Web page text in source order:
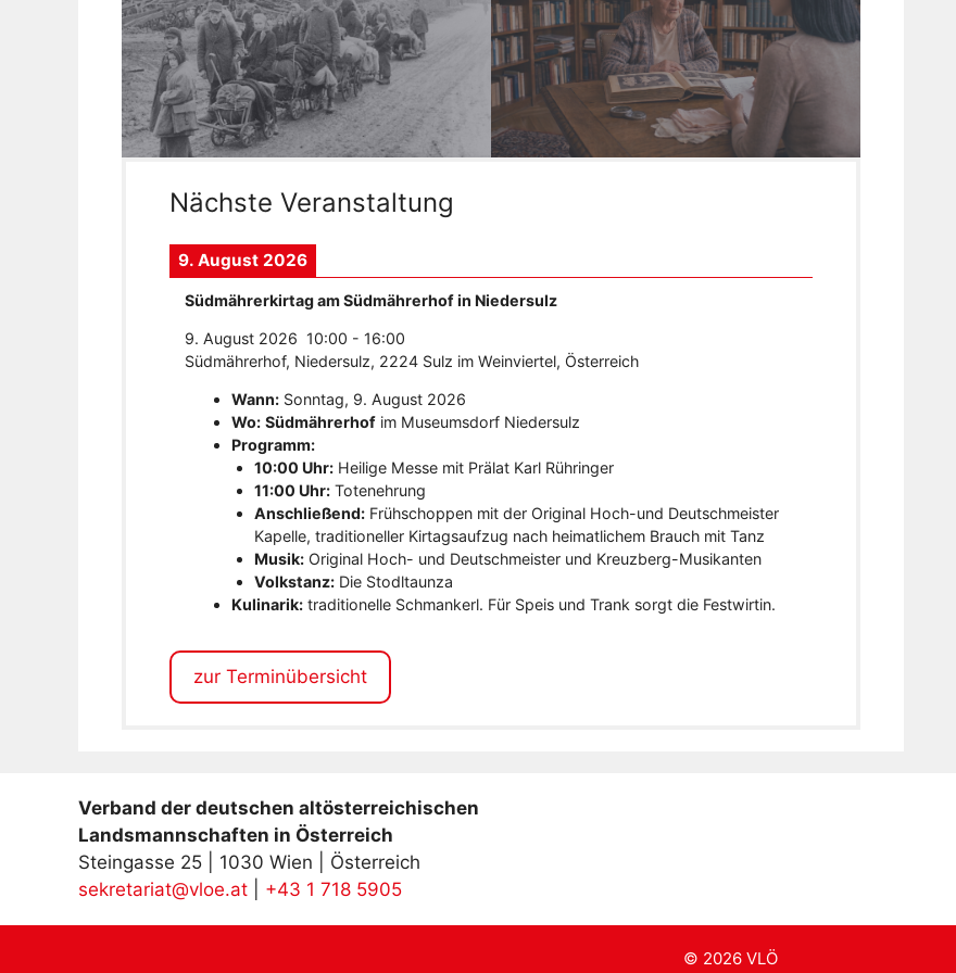
Nächste Veranstaltung
9. August 2026
Südmährerkirtag am Südmährerhof in Niedersulz
9. August 2026 10:00 - 16:00
Südmährerhof, Niedersulz, 2224 Sulz im Weinviertel, Österreich
Wann:Sonntag, 9. August 2026
Wo: Südmährerhofim Museumsdorf Niedersulz
Programm:
10:00 Uhr: Heilige Messe mit Prälat Karl Rühringer
11:00 Uhr: Totenehrung
Anschließend: Frühschoppen mit der Original Hoch-und Deutschmeister
Kapelle, traditioneller Kirtagsaufzug nach heimatlichem Brauch mit Tanz
Musik: Original Hoch- und Deutschmeister und Kreuzberg-Musikanten
Volkstanz: Die Stodltaunza
Kulinarik:traditionelle Schmankerl. Für Speis und Trank sorgt die Festwirtin.
zur Terminübersicht
Verband der deutschen altösterreichischen
Landsmannschaften in Österreich
Steingasse 25 | 1030 Wien | Österreich
sekretariat@vloe.at
+43 1 718 5905
© 2026 VLÖ